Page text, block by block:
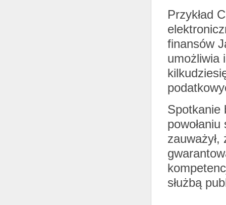
Przykład
finansów
umożliwia
Spotkanie
służbą